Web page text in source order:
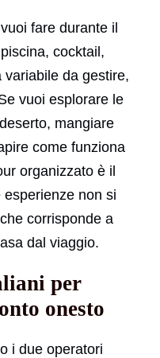
fare durante il
cocktail,
da gestire,
vuoi esplorare le
mangiare
come funziona
organizzato è il
non si
corrisponde a
dal viaggio.
per
onesto
i due operatori